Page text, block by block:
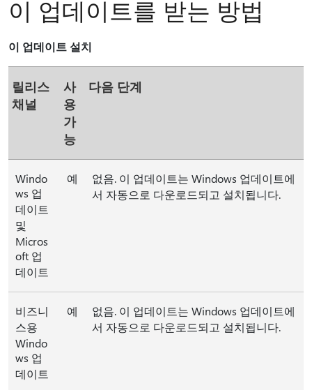
이 업데이트를 받는 방법
이 업데이트 설치
릴리스
채널
사
용
가
능
다음 단계
Windo
ws 업
데이트
및
Micros
oft 업
데이트
예
없음. 이 업데이트는 Windows 업데이트에
서 자동으로 다운로드되고 설치됩니다.
비즈니
스용
Windo
ws 업
데이트
예
없음. 이 업데이트는 Windows 업데이트에
서 자동으로 다운로드되고 설치됩니다.